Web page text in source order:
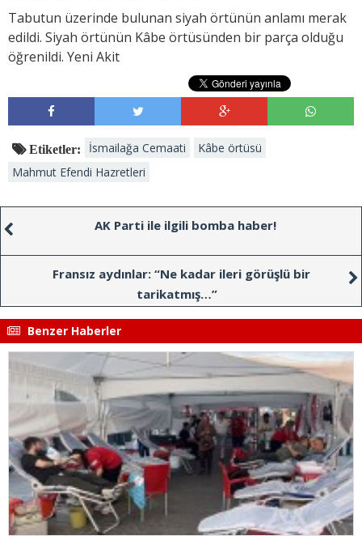
Tabutun üzerinde bulunan siyah örtünün anlamı merak
edildi. Siyah örtünün Kâbe örtüsünden bir parça olduğu
öğrenildi. Yeni Akit
Etiketler: İsmailağa Cemaati
Kâbe örtüsü
Mahmut Efendi Hazretleri
AK Parti ile ilgili bomba haber!
Fransız aydınlar: “Ne kadar ileri görüşlü bir
tarikatmış…”
Benzer Haberler